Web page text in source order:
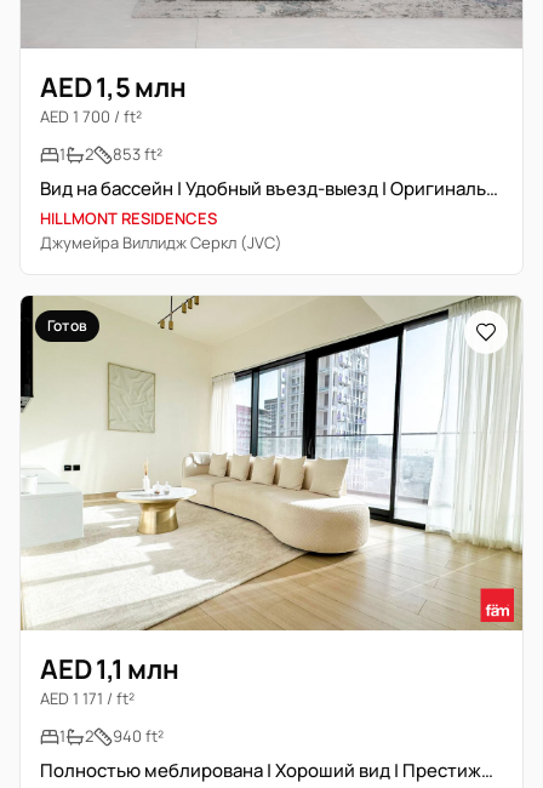
AED 1,5 млн
AED 1 700 / ft²
1
2 853 ft²
Вид на бассейн | Удобный въезд-выезд | Оригинальная перепродажа
HILLMONT RESIDENCES
Джумейра Виллидж Серкл (JVC)
Готов
AED 1,1 млн
AED 1 171 / ft²
1
2 940 ft²
Полностью меблирована | Хороший вид | Престижный район